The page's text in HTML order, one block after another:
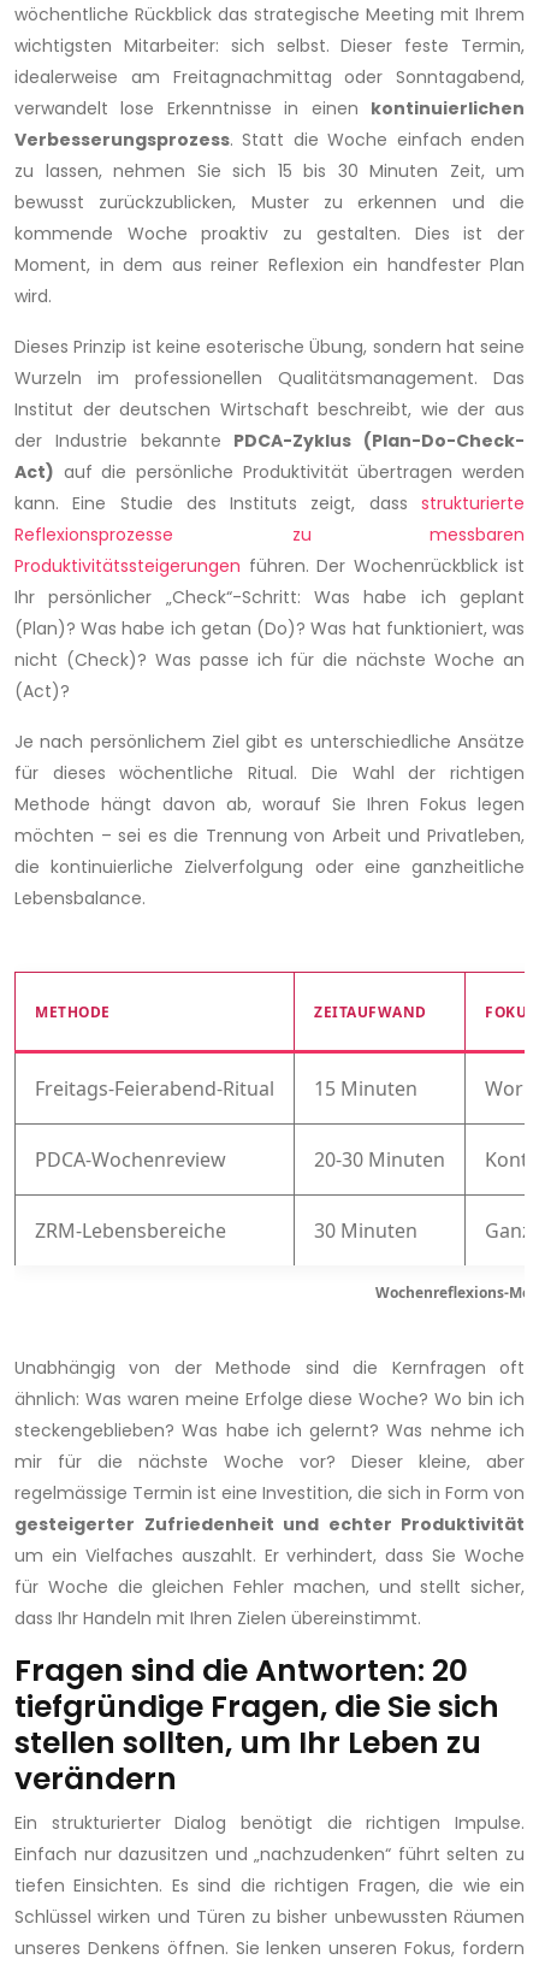
wöchentliche Rückblick das strategische Meeting mit Ihrem
wichtigsten Mitarbeiter: sich selbst. Dieser feste Termin,
idealerweise am Freitagnachmittag oder Sonntagabend,
verwandelt lose Erkenntnisse in einen kontinuierlichen
Verbesserungsprozess. Statt die Woche einfach enden
zu lassen, nehmen Sie sich 15 bis 30 Minuten Zeit, um
bewusst zurückzublicken, Muster zu erkennen und die
kommende Woche proaktiv zu gestalten. Dies ist der
Moment, in dem aus reiner Reflexion ein handfester Plan
wird.
Dieses Prinzip ist keine esoterische Übung, sondern hat seine
Wurzeln im professionellen Qualitätsmanagement. Das
Institut der deutschen Wirtschaft beschreibt, wie der aus
der Industrie bekannte PDCA-Zyklus (Plan-Do-Check-
Act) auf die persönliche Produktivität übertragen werden
kann. Eine Studie des Instituts zeigt, dass strukturierte
Reflexionsprozesse zu messbaren
Produktivitätssteigerungen führen. Der Wochenrückblick ist
Ihr persönlicher „Check“-Schritt: Was habe ich geplant
(Plan)? Was habe ich getan (Do)? Was hat funktioniert, was
nicht (Check)? Was passe ich für die nächste Woche an
(Act)?
Je nach persönlichem Ziel gibt es unterschiedliche Ansätze
für dieses wöchentliche Ritual. Die Wahl der richtigen
Methode hängt davon ab, worauf Sie Ihren Fokus legen
möchten – sei es die Trennung von Arbeit und Privatleben,
die kontinuierliche Zielverfolgung oder eine ganzheitliche
Lebensbalance.
Wochenreflexions-
METHODE ZEITAUFWAND FOKUS
Freitags-Feierabend-Ritual 15 Minuten
PDCA-Wochenreview 20-30 Minuten
ZRM-Lebensbereiche 30 Minuten
Unabhängig von der Methode sind die Kernfragen oft
ähnlich: Was waren meine Erfolge diese Woche? Wo bin ich
steckengeblieben? Was habe ich gelernt? Was nehme ich
mir für die nächste Woche vor? Dieser kleine, aber
regelmässige Termin ist eine Investition, die sich in Form von
gesteigerter Zufriedenheit und echter Produktivität
um ein Vielfaches auszahlt. Er verhindert, dass Sie Woche
für Woche die gleichen Fehler machen, und stellt sicher,
dass Ihr Handeln mit Ihren Zielen übereinstimmt.
Fragen sind die Antworten: 20
tiefgründige Fragen, die Sie sich
stellen sollten, um Ihr Leben zu
verändern
Ein strukturierter Dialog benötigt die richtigen Impulse.
Einfach nur dazusitzen und „nachzudenken“ führt selten zu
tiefen Einsichten. Es sind die richtigen Fragen, die wie ein
Schlüssel wirken und Türen zu bisher unbewussten Räumen
unseres Denkens öffnen. Sie lenken unseren Fokus, fordern